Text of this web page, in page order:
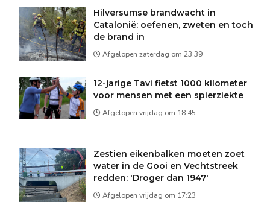
Hilversumse brandwacht in
Catalonië: oefenen, zweten en toch
de brand in
Afgelopen zaterdag om 23:39
12-jarige Tavi fietst 1000 kilometer
voor mensen met een spierziekte
Afgelopen vrijdag om 18:45
Zestien eikenbalken moeten zoet
water in de Gooi en Vechtstreek
redden: 'Droger dan 1947'
Afgelopen vrijdag om 17:23